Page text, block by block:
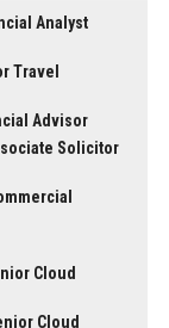
Analyst
Travel
Advisor
Solicitor
Cloud
Cloud